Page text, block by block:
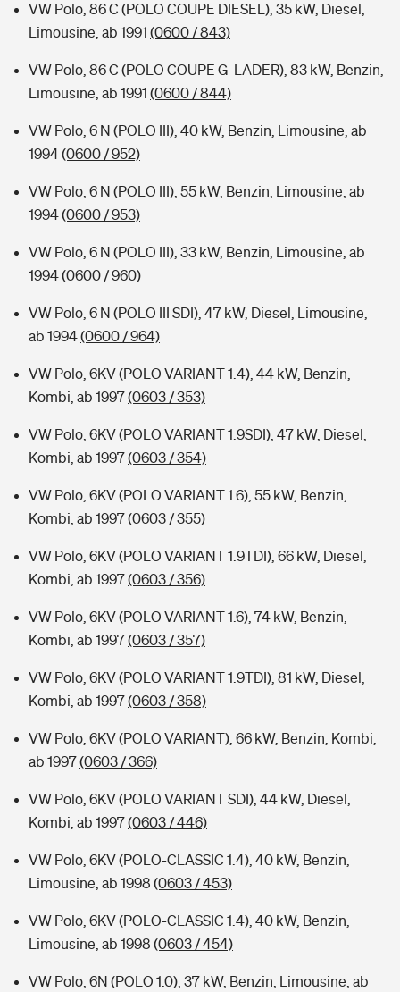
VW Polo, 86 C (POLO COUPE DIESEL), 35 kW, Diesel,
Limousine, ab 1991 (0600 / 843)
VW Polo, 86 C (POLO COUPE G-LADER), 83 kW, Benzin,
Limousine, ab 1991 (0600 / 844)
VW Polo, 6 N (POLO III), 40 kW, Benzin, Limousine, ab
1994(0600 / 952)
VW Polo, 6 N (POLO III), 55 kW, Benzin, Limousine, ab
1994(0600 / 953)
VW Polo, 6 N (POLO III), 33 kW, Benzin, Limousine, ab
1994(0600 / 960)
VW Polo, 6 N (POLO III SDI), 47 kW, Diesel, Limousine,
ab 1994(0600 / 964)
VW Polo, 6KV (POLO VARIANT 1.4), 44 kW, Benzin,
Kombi, ab 1997(0603 / 353)
VW Polo, 6KV (POLO VARIANT 1.9SDI), 47 kW, Diesel,
Kombi, ab 1997(0603 / 354)
VW Polo, 6KV (POLO VARIANT 1.6), 55 kW, Benzin,
Kombi, ab 1997(0603 / 355)
VW Polo, 6KV (POLO VARIANT 1.9TDI), 66 kW, Diesel,
Kombi, ab 1997(0603 / 356)
VW Polo, 6KV (POLO VARIANT 1.6), 74 kW, Benzin,
Kombi, ab 1997(0603 / 357)
VW Polo, 6KV (POLO VARIANT 1.9TDI), 81 kW, Diesel,
Kombi, ab 1997(0603 / 358)
VW Polo, 6KV (POLO VARIANT), 66 kW, Benzin, Kombi,
ab 1997(0603 / 366)
VW Polo, 6KV (POLO VARIANT SDI), 44 kW, Diesel,
Kombi, ab 1997(0603 / 446)
VW Polo, 6KV (POLO-CLASSIC 1.4), 40 kW, Benzin,
Limousine, ab 1998 (0603 / 453)
VW Polo, 6KV (POLO-CLASSIC 1.4), 40 kW, Benzin,
Limousine, ab 1998 (0603 / 454)
VW Polo, 6N (POLO 1.0), 37 kW, Benzin, Limousine, ab